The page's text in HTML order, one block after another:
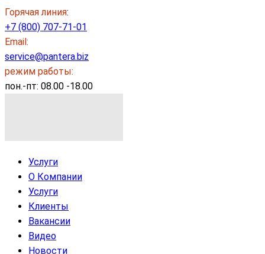
Горячая линия:
+7 (800) 707-71-01
Email:
service@pantera.biz
режим работы:
пон.-пт: 08.00 -18.00
Услуги
О Компании
Услуги
Клиенты
Вакансии
Видео
Новости